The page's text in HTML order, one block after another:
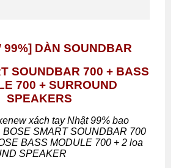
99%] DÀN SOUNDBAR
SOUNDBAR 700 + BASS
700 + SURROUND
SPEAKERS
xách tay Nhật 99% bao
BOSE SMART SOUNDBAR 700
BASS MODULE 700 + 2 loa
SPEAKER